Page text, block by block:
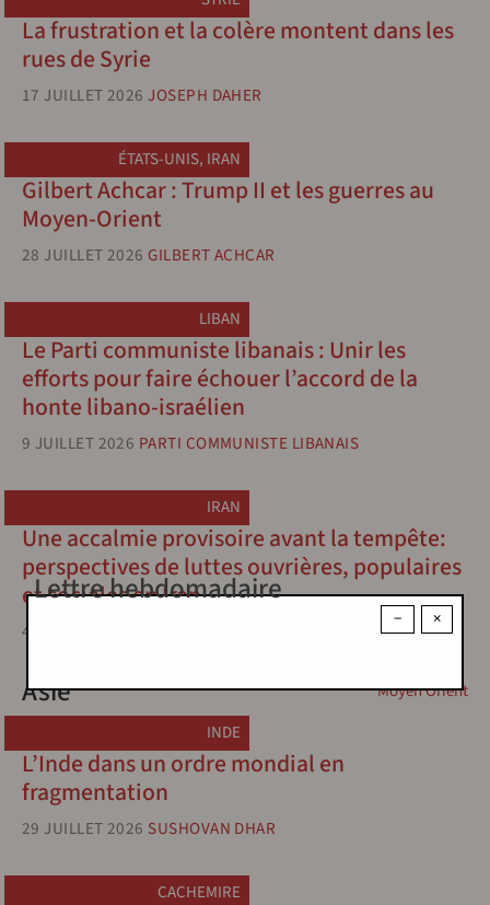
La frustration et la colère montent dans les
rues de Syrie
17 JUILLET 2026 JOSEPH DAHER
ÉTATS-UNIS, IRAN
Gilbert Achcar : Trump II et les guerres au
Moyen-Orient
28 JUILLET 2026 GILBERT ACHCAR
LIBAN
Le Parti communiste libanais : Unir les
efforts pour faire échouer l’accord de la
honte libano-israélien
9 JUILLET 2026 PARTI COMMUNISTE LIBANAIS
IRAN
Une accalmie provisoire avant la tempête:
perspectives de luttes ouvrières, populaires
et sociales en Iran
4 JUILLET 2026
Moyen Orient
Asie
INDE
L’Inde dans un ordre mondial en
fragmentation
29 JUILLET 2026 SUSHOVAN DHAR
CACHEMIRE
×
−
Lettre hebdomadaire